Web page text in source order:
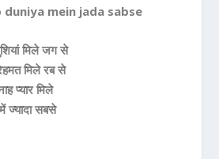
duniya mein jada sabse
मिले जग से
मिले रब से
प्यार मिले
ज्यादा सबसे